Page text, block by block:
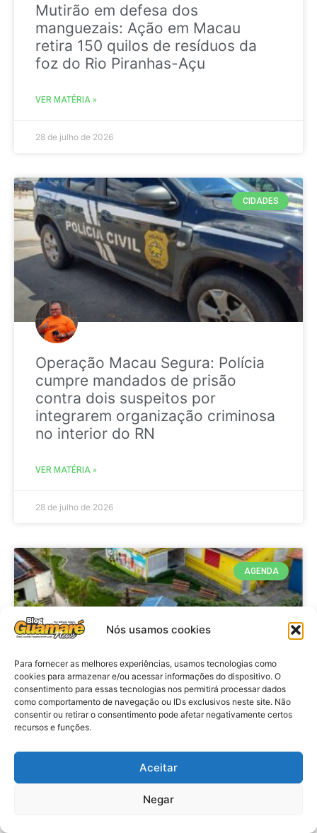
Nós usamos cookies
Para fornecer as melhores experiências, usamos tecnologias como
cookies para armazenar e/ou acessar informações do dispositivo. O
consentimento para essas tecnologias nos permitirá processar dados
como comportamento de navegação ou IDs exclusivos neste site. Não
consentir ou retirar o consentimento pode afetar negativamente certos
recursos e funções.
Aceitar
Negar
Mutirão em defesa dos
manguezais: Ação em Macau
retira 150 quilos de resíduos da
foz do Rio Piranhas-Açu
VER MATÉRIA »
28 de julho de 2026
CIDADES
Operação Macau Segura: Polícia
cumpre mandados de prisão
contra dois suspeitos por
integrarem organização criminosa
no interior do RN
VER MATÉRIA »
28 de julho de 2026
AGENDA
Agenda: 10ª Mostra Pedagógica
da Casa Durval Paiva acontecerá
nesta quarta-feira (29)